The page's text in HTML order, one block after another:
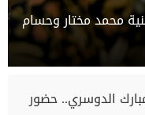
محمد مختار وحسام
الدوسري.. حضور